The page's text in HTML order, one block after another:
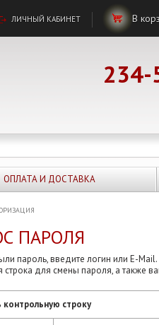
ЛИЧНЫЙ КАБИНЕТ В
234-
ОПЛАТА И ДОСТАВКА
ПАРОЛЯ
пароль, введите логин или E-Mail.
строка для смены пароля, а также
контрольную строку